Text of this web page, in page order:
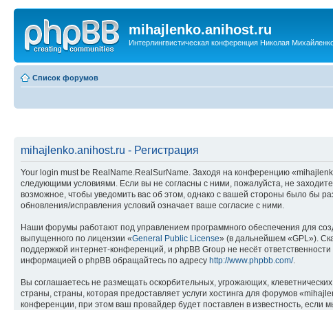
mihajlenko.anihost.ru
Интерлингвистическая конференция Николая
Список форумов
mihajlenko.anihost.ru - Регистрация
Your login must be RealName.RealSurName. Заходя на конференцию
следующими условиями. Если вы не согласны с ними, пожалуйста, не
возможное, чтобы уведомить вас об этом, однако с вашей стороны было бы
обновления/исправления условий означает ваше согласие с ними.
Наши форумы работают под управлением программного обеспечения для
выпущенного по лицензии «General Public License» (в дальнейшем «GPL»).
поддержкой интернет-конференций, и phpBB Group не несёт
информацией о phpBB обращайтесь по адресу http://www.phpbb.com/.
Вы соглашаетесь не размещать оскорбительных, угрожающих,
страны, страны, которая предоставляет услуги хостинга для форумов
конференции, при этом ваш провайдер будет поставлен в известность,